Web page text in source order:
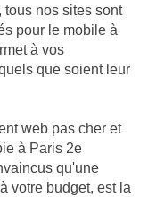
tous nos sites sont
pour le mobile à
à vos
que soient leur
web pas cher et
à Paris 2e
qu'une
votre budget, est la